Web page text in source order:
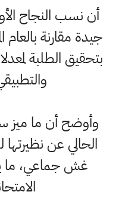
أن نسب النجاح
جيدة مقارنة
بتحقيق الطلبة
وأوضح أن ما ميز
الحالي عن
غش جماعي، ما